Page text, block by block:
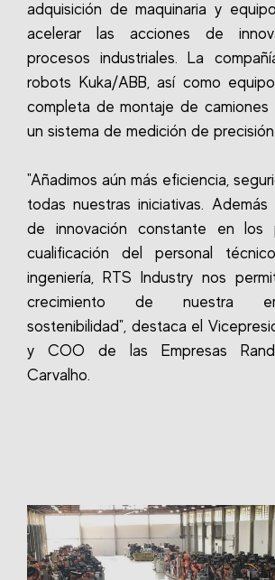
adquisición de maquinaria y
acelerar las acciones de
procesos industriales. La
robots Kuka/ABB, así como
completa de montaje de camiones
un sistema de medición de precisión
"Añadimos aún más eficiencia,
todas nuestras iniciativas.
de innovación constante en los
cualificación del personal
ingeniería, RTS Industry nos
crecimiento de nuestra
sostenibilidad", destaca el
y COO de las Empresas
Carvalho.